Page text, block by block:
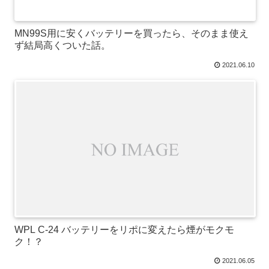
MN99S用に安くバッテリーを買ったら、そのまま使え
ず結局高くついた話。
2021.06.10
WPL C-24 バッテリーをリポに変えたら煙がモクモ
ク！？
2021.06.05